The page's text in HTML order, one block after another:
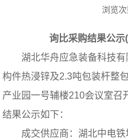
浏览次
询比采购结果公示(
湖北华舟应急装备科技
构件热浸锌及2.3吨包装杆整
产业园一号辅楼210会议室召
结果公示如下：
成交供应商： 湖北中电铁